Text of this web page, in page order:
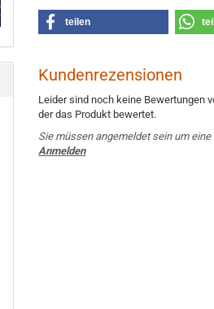
teilen
Kundenrezensionen
Leider sind noch keine Bewertungen
der das Produkt bewertet.
Sie müssen angemeldet sein um
Anmelden